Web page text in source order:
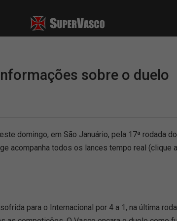
sobre o duelo
domingo, em São Januário, pela 17ª rodada
acompanha todos os lances tempo real (clique
para o Internacional por 4 a 1, na última